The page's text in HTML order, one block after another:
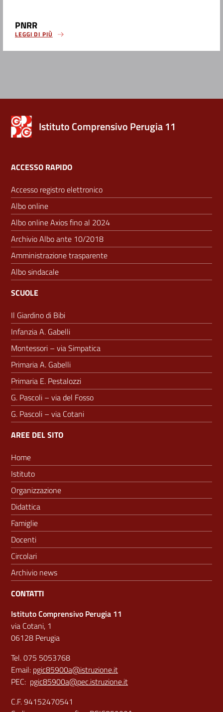
PNRR
LEGGI DI PIÙ
Istituto Comprensivo Perugia 11
ACCESSO RAPIDO
Accesso registro elettronico
Albo online
Albo online Axios fino al 2024
Archivio Albo ante 10/2018
Amministrazione trasparente
Albo sindacale
SCUOLE
Il Giardino di Bibi
Infanzia A. Gabelli
Montessori – via Simpatica
Primaria A. Gabelli
Primaria E. Pestalozzi
G. Pascoli – via del Fosso
G. Pascoli – via Cotani
AREE DEL SITO
Home
Istituto
Organizzazione
Didattica
Famiglie
Docenti
Circolari
Archivio news
CONTATTI
Istituto Comprensivo Perugia 11
via Cotani, 1
06128 Perugia
Tel. 075 5053768
Email: pgic85900a@istruzione.it
PEC: pgic85900a@pec.istruzione.it
C.F. 94152470541